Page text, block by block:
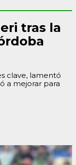
tras la
clave, lamentó
a mejorar para